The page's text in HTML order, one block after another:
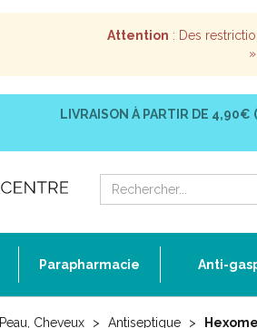
Attention : Des
»
LIVRAISON À PARTIR DE 4,90€
Parapharmacie Anti-
Peau, Cheveux Antiseptique